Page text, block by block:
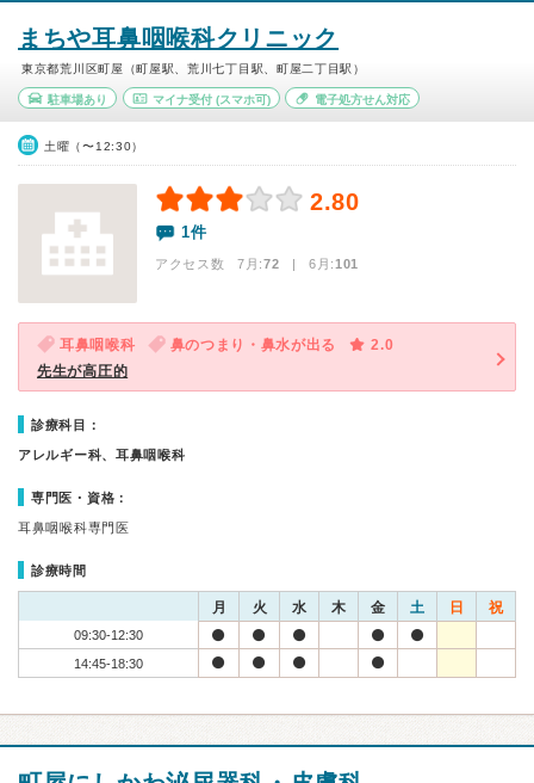
まちや耳鼻咽喉科クリニック
東京都荒川区町屋（町屋駅、荒川七丁目駅、町屋二丁目駅）
駐車場あり マイナ受付(スマホ可) 電子処方せん対応
土曜（〜12:30）
2.80
1件
アクセス数 7月:72 | 6月:101
耳鼻咽喉科 鼻のつまり・鼻水が出る
2.0
先生が高圧的
診療科目：
アレルギー科、耳鼻咽喉科
専門医・資格：
耳鼻咽喉科専門医
診療時間
月 火 水 木 金 土 日 祝
09:30-12:30
14:45-18:30